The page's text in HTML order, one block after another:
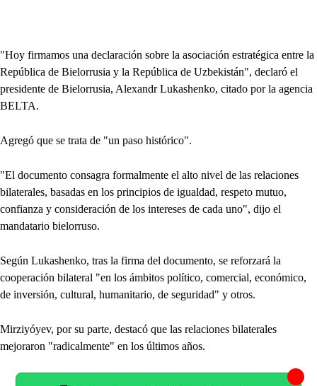
"Hoy firmamos una declaración sobre la asociación estratégica entre la
República de Bielorrusia y la República de Uzbekistán", declaró el
presidente de Bielorrusia, Alexandr Lukashenko, citado por la agencia
BELTA.
Agregó que se trata de "un paso histórico".
"El documento consagra formalmente el alto nivel de las relaciones
bilaterales, basadas en los principios de igualdad, respeto mutuo,
confianza y consideración de los intereses de cada uno", dijo el
mandatario bielorruso.
Según Lukashenko, tras la firma del documento, se reforzará la
cooperación bilateral "en los ámbitos político, comercial, económico,
de inversión, cultural, humanitario, de seguridad" y otros.
Mirziyóyev, por su parte, destacó que las relaciones bilaterales
mejoraron "radicalmente" en los últimos años.